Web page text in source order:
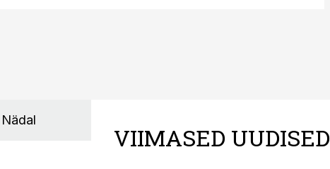
Nädal
VIIMASED UUDISED